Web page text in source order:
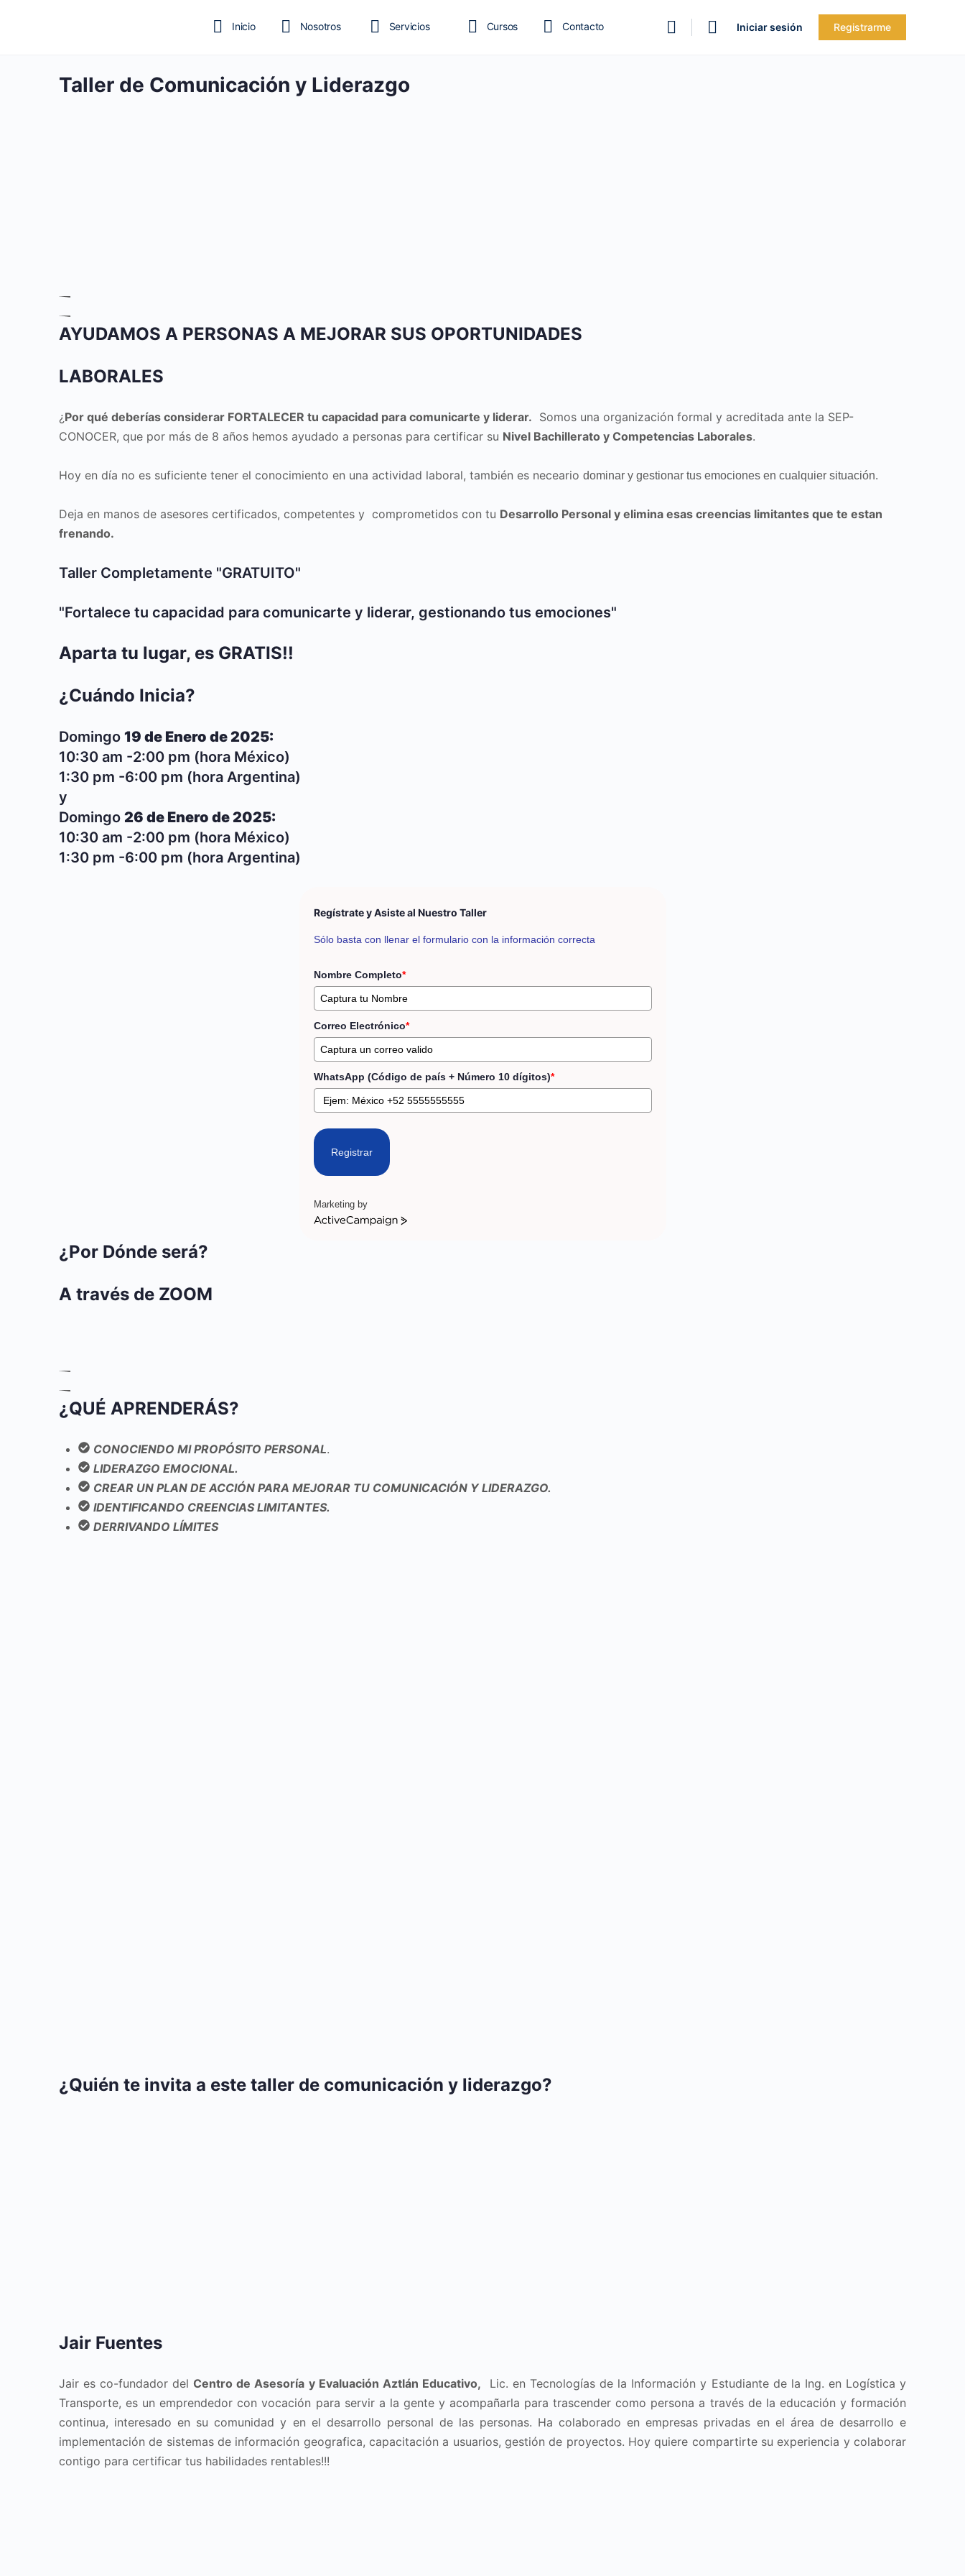
Inicio Nosotros Servicios Cursos Contacto
Testimonios Blog
Iniciar sesión Registrarme
Taller de Comunicación y Liderazgo
AYUDAMOS A PERSONAS A MEJORAR SUS OPORTUNIDADES
LABORALES
¿Por qué deberías considerar FORTALECER tu capacidad para comunicarte y liderar. Somos una organización formal y acreditada ante la SEP-
CONOCER, que por más de 8 años hemos ayudado a personas para certificar su Nivel Bachillerato y Competencias Laborales.
Hoy en día no es suficiente tener el conocimiento en una actividad laboral, también es neceario dominar y gestionar tus emociones en cualquier situación.
Deja en manos de asesores certificados, competentes y comprometidos con tu Desarrollo Personal y elimina esas creencias limitantes que te estan
frenando.
Taller Completamente "GRATUITO"
"Fortalece tu capacidad para comunicarte y liderar, gestionando tus emociones"
Aparta tu lugar, es GRATIS!!
¿Cuándo Inicia?
Domingo 19 de Enero de 2025:
10:30 am -2:00 pm (hora México)
1:30 pm -6:00 pm (hora Argentina)
y
Domingo 26 de Enero de 2025:
10:30 am -2:00 pm (hora México)
1:30 pm -6:00 pm (hora Argentina)
Regístrate y Asiste al Nuestro Taller
Sólo basta con llenar el formulario con la información correcta
Nombre Completo*
Correo Electrónico*
WhatsApp (Código de país + Número 10 dígitos)*
Registrar
Marketing by
ActiveCampaign
¿Por Dónde será?
A través de ZOOM
¿QUÉ APRENDERÁS?
CONOCIENDO MI PROPÓSITO PERSONAL.
LIDERAZGO EMOCIONAL.
CREAR UN PLAN DE ACCIÓN PARA MEJORAR TU COMUNICACIÓN Y LIDERAZGO.
IDENTIFICANDO CREENCIAS LIMITANTES.
DERRIVANDO LÍMITES
¿Quién te invita a este taller de comunicación y liderazgo?
Jair Fuentes
Jair es co-fundador delCentro de Asesoría y Evaluación Aztlán Educativo, Lic. en Tecnologías de la Información y Estudiante de la Ing. en Logística y
Transporte, es un emprendedor con vocación para servir a la gente y acompañarla para trascender como persona a través de la educación y formación
continua, interesado en su comunidad y en el desarrollo personal de las personas. Ha colaborado en empresas privadas en el área de desarrollo e
implementación de sistemas de información geografica, capacitación a usuarios, gestión de proyectos. Hoy quiere compartirte su experiencia y colaborar
contigo para certificar tus habilidades rentables!!!